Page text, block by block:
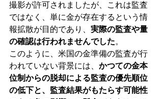
撮影が許可されましたが、これは監査
ではなく、単に金が存在するという情
報拡散が目的であり、 実際の監査や量
の確認は行われませんでした。
このように、米国の金準備の監査が行
われていない背景には、 かつての金本
位制からの脱却による監査の優先順位
の低下と、監査結果がもたらす可能性